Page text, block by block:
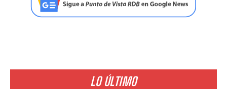
LO ÚLTIMO